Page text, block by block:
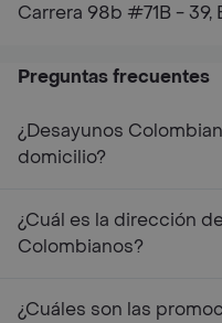
Carrera 98b #71B - 39,
Preguntas frecuentes
¿Desayunos
domicilio?
¿Cuál es la dirección
Colombianos?
¿Cuáles son las